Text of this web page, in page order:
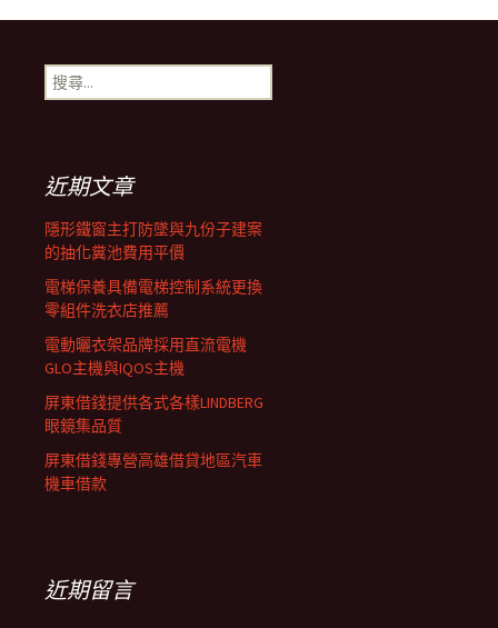
導
覽
列
搜
尋
近期文章
隱形鐵窗主打防墜與九份子建案
的抽化糞池費用平價
電梯保養具備電梯控制系統更換
零組件洗衣店推薦
電動曬衣架品牌採用直流電機
GLO主機與IQOS主機
屏東借錢提供各式各樣LINDBERG
眼鏡集品質
屏東借錢專營高雄借貸地區汽車
機車借款
近期留言